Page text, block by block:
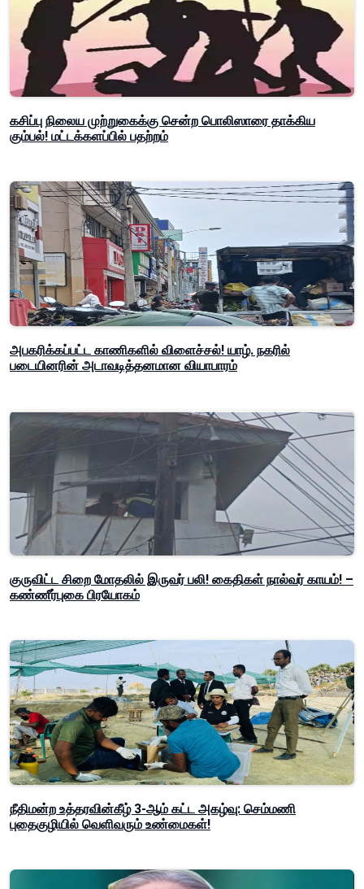
கசிப்பு நிலைய முற்றுகைக்கு சென்ற பொலிஸாரை தாக்கிய
கும்பல்! மட்டக்களப்பில் பதற்றம்
அபகரிக்கப்பட்ட காணிகளில் விளைச்சல்! யாழ். நகரில்
படையினரின் அடாவடித்தனமான வியாபாரம்
குருவிட்ட சிறை மோதலில் இருவர் பலி! கைதிகள் நால்வர் காயம்! –
கண்ணீர்புகை பிரயோகம்
நீதிமன்ற உத்தரவின்கீழ் 3-ஆம் கட்ட அகழ்வு: செம்மணி
புதைகுழியில் வெளிவரும் உண்மைகள்!